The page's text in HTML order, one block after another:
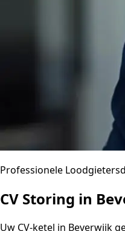
Professionele
CV Storing in
Uw CV-ketel in Beverwijk